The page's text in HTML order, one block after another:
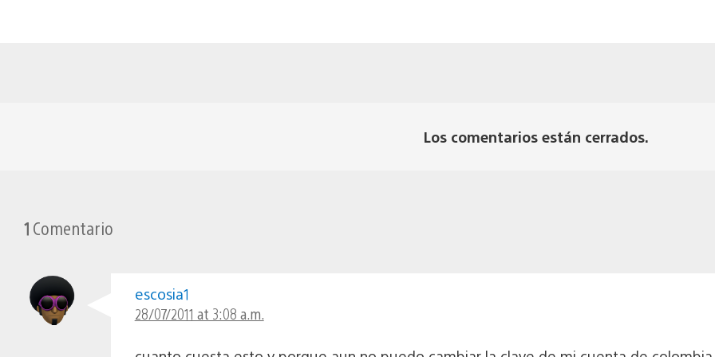
Los comentarios están cerrados.
1 Comentario
escosia1
28/07/2011 at 3:08 a.m.